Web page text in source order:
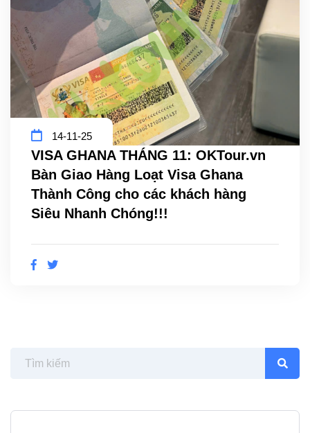
14-11-25
VISA GHANA THÁNG 11: OKTour.vn
Bàn Giao Hàng Loạt Visa Ghana
Thành Công cho các khách hàng
Siêu Nhanh Chóng!!!